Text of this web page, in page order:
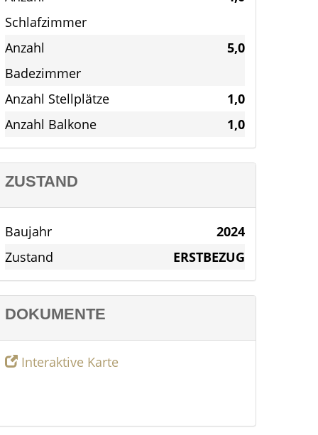
Schlafzimmer
Anzahl
Badezimmer
5,0
Anzahl Stellplätze
1,0
Anzahl Balkone
1,0
ZUSTAND
Baujahr
2024
Zustand
ERSTBEZUG
DOKUMENTE
Interaktive Karte